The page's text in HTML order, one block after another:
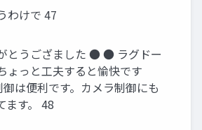
わけで 47
とうござました ● ● ラグドー
ょっと工夫すると愉快です
御は便利です。カメラ制御にも
ます。 48